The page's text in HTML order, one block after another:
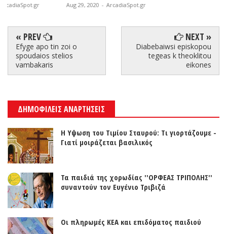
Aug 29, 2020 ArcadiaSpot.gr
« PREV
Efyge apo tin zoi o
spoudaios stelios
vambakaris
NEXT »
Diabebaiwsi episkopou
tegeas k theoklitou
eikones
ΔΗΜΟΦΙΛΕΙΣ ΑΝΑΡΤΗΣΕΙΣ
Η Υψωση του Τιμίου Σταυρού: Τι γιορτάζουμε -
Γιατί μοιράζεται βασιλικός
Τα παιδιά της χορωδίας ''ΟΡΦΕΑΣ ΤΡΙΠΟΛΗΣ''
συναντούν τον Ευγένιο Τριβιζά
Οι πληρωμές ΚΕΑ και επιδόματος παιδιού